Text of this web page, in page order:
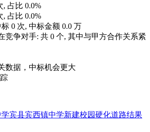
, 占比 0.0%
, 占比 0.0%
标 0 次, 中标金额 0.0 万
竞争对手: 共 0 个, 其中与甲方合作关系紧
数据，中标机会更大
宾县宾西镇中学新建校园硬化道路结果